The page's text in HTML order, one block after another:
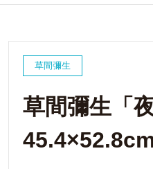
草間彌生
草間彌生「